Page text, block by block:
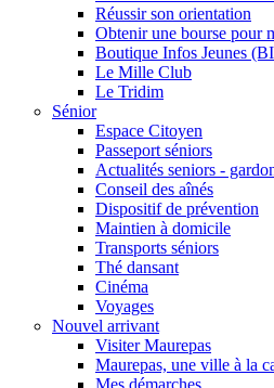
Réussir son orientation
Obtenir une bourse pour
Boutique Infos Jeunes
Le Mille Club
Le Tridim
Sénior
Espace Citoyen
Passeport séniors
Actualités seniors -
Conseil des aînés
Dispositif de prévention
Maintien à domicile
Transports séniors
Thé dansant
Cinéma
Voyages
Nouvel arrivant
Visiter Maurepas
Maurepas, une ville à la